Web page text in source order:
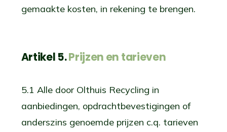
gemaakte kosten, in rekening te brengen.
Artikel 5.Prijzen en tarieven
5.1 Alle door Olthuis Recycling in
aanbiedingen, opdrachtbevestigingen of
anderszins genoemde prijzen c.q. tarieven